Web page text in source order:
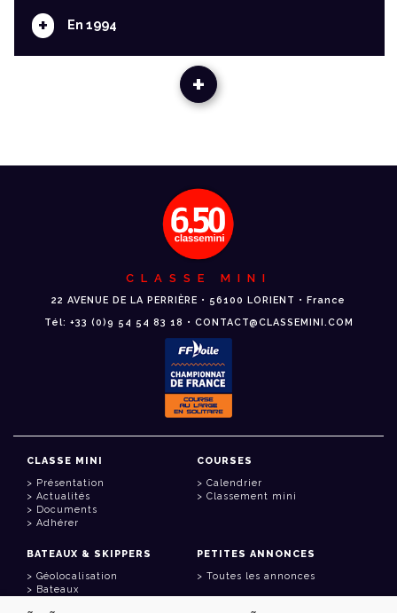
+ En 1994
+
CLASSE MINI
22 AVENUE DE LA PERRIÈRE • 56100 LORIENT • France
Tél: +33 (0)9 54 54 83 18 • CONTACT@CLASSEMINI.COM
CLASSE MINI
Présentation
Actualités
Documents
Adhérer
COURSES
Calendrier
Classement mini
BATEAUX & SKIPPERS
Géolocalisation
Bateaux
PETITES ANNONCES
Toutes les annonces